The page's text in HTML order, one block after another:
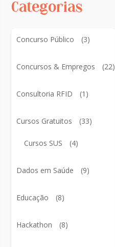
Categorias
Concurso Público (3)
Concursos & Empregos (22)
Consultoria RFID (1)
Cursos Gratuitos (33)
Cursos SUS (4)
Dados em Saúde (9)
Educação (8)
Hackathon (8)